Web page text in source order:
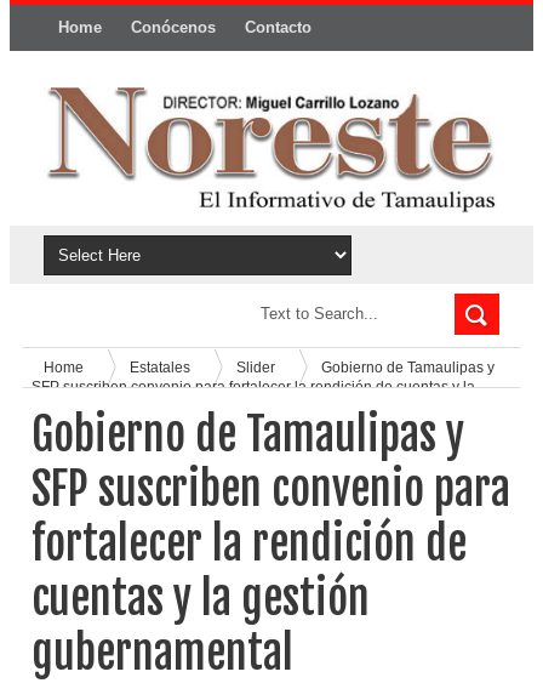
Home Conócenos Contacto
Home Estatales Slider
Gobierno de Tamaulipas y
SFP suscriben convenio para fortalecer la rendición de cuentas y la
Gobierno de Tamaulipas y
SFP suscriben convenio para
fortalecer la rendición de
cuentas y la gestión
gubernamental